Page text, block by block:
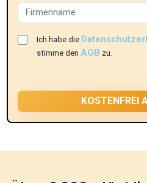
Ich habe die
stimme denAGB zu.